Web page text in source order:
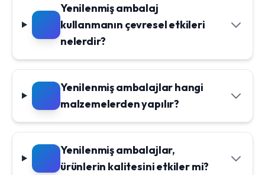
Yenilenmiş ambalaj
kullanmanın çevresel etkileri
nelerdir?
Yenilenmiş ambalajlar hangi
malzemelerden yapılır?
Yenilenmiş ambalajlar,
ürünlerin kalitesini etkiler mi?